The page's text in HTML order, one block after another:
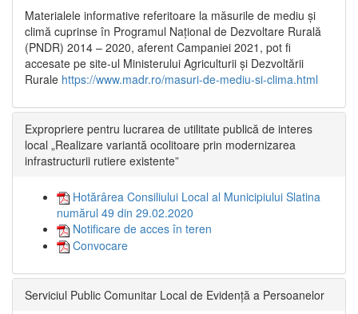
Materialele informative referitoare la măsurile de mediu și
climă cuprinse în Programul Național de Dezvoltare Rurală
(PNDR) 2014 – 2020, aferent Campaniei 2021, pot fi
accesate pe site-ul Ministerului Agriculturii și Dezvoltării
Rurale https://www.madr.ro/masuri-de-mediu-si-clima.html
Expropriere pentru lucrarea de utilitate publică de interes
local „Realizare variantă ocolitoare prin modernizarea
infrastructurii rutiere existente”
Hotărârea Consiliului Local al Municipiului Slatina
numărul 49 din 29.02.2020
Notificare de acces în teren
Convocare
Serviciul Public Comunitar Local de Evidență a Persoanelor